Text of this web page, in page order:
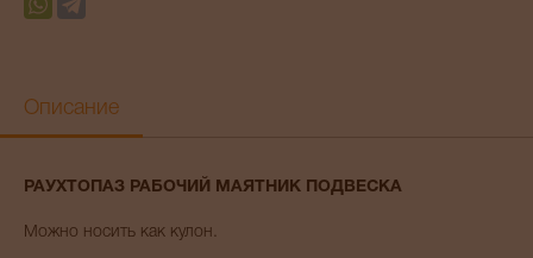
Описание
РАУХТОПАЗ РАБОЧИЙ МАЯТНИК ПОДВЕСКА
Можно носить как кулон.